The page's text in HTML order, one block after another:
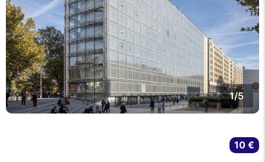
1/5
10 €